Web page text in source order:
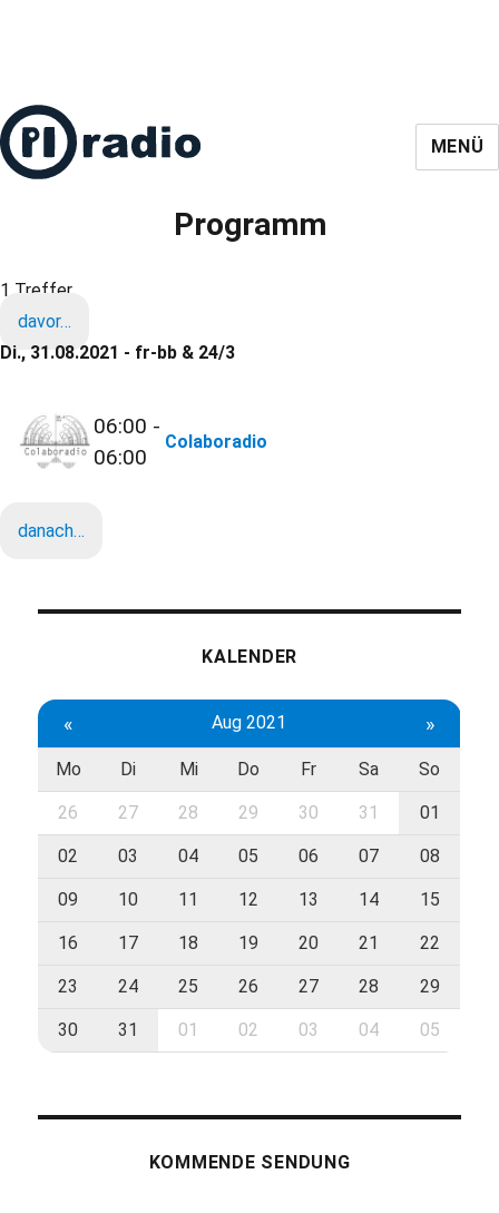
MENÜ
Programm
1 Treffer
davor…
Di., 31.08.2021 - fr-bb & 24/3
06:00 -
06:00
Colaboradio
danach…
KALENDER
« Aug 2021 »
Mo Di Mi Do Fr Sa So
26 27 28 29 30 31 01
02 03 04 05 06 07 08
09 10 11 12 13 14 15
16 17 18 19 20 21 22
23 24 25 26 27 28 29
30 31 01 02 03 04 05
KOMMENDE SENDUNG